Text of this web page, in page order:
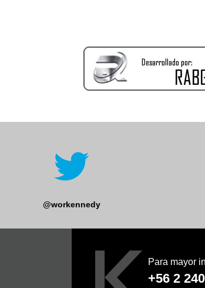
@workennedy
Para mayor
+56 2